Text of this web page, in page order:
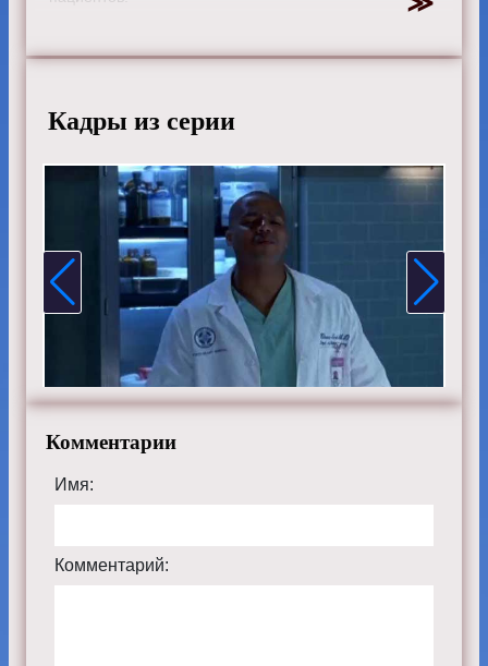
Актеры:Зак Брафф, Сара Чок, Дональд Фэйсон, Кен
Элиза Коуп, Керри Бише, Михаэль Мосли и Дэвид
Франко.
Смотрите онлайн 9 сезон 2 серию «Клиника»
бесплатно в хорошем HD качестве, на телефоне,
планшете, пк или телевизоре на сайте scrubs-
tvshow.ru.
Кадры из серии
Комментарии
Имя:
Комментарий: